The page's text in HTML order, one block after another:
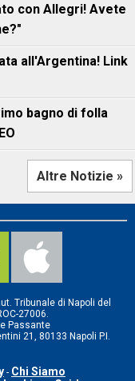
con Allegri! Avete
all'Argentina! Link
bagno di folla
Altre Notizie »
Tribunale di Napoli del
27006.
Passante
21, 80133 Napoli P.I.
- Chi Siamo